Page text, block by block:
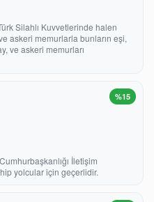
Silahlı Kuvvetlerinde halen
askeri memurlarla bunların eşi,
ve askeri memurları
%15
İletişim
yolcular için geçerlidir.